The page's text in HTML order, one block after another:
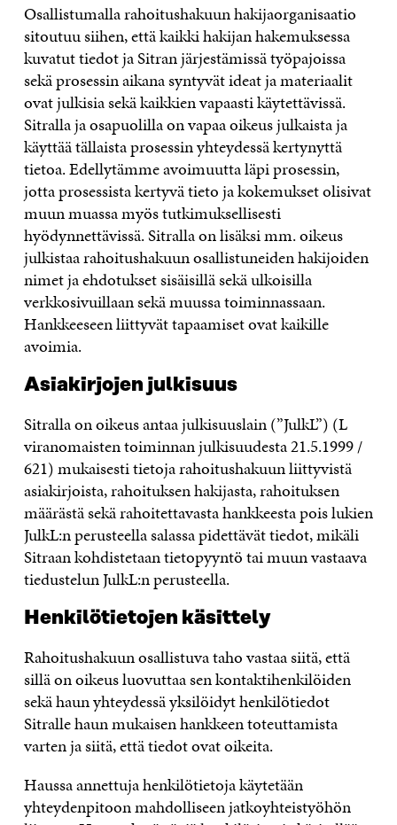
Osallistumalla rahoitushakuun hakijaorganisaatio
sitoutuu siihen, että kaikki hakijan hakemuksessa
kuvatut tiedot ja Sitran järjestämissä työpajoissa
sekä prosessin aikana syntyvät ideat ja materiaalit
ovat julkisia sekä kaikkien vapaasti käytettävissä.
Sitralla ja osapuolilla on vapaa oikeus julkaista ja
käyttää tällaista prosessin yhteydessä kertynyttä
tietoa. Edellytämme avoimuutta läpi prosessin,
jotta prosessista kertyvä tieto ja kokemukset olisivat
muun muassa myös tutkimuksellisesti
hyödynnettävissä. Sitralla on lisäksi mm. oikeus
julkistaa rahoitushakuun osallistuneiden hakijoiden
nimet ja ehdotukset sisäisillä sekä ulkoisilla
verkkosivuillaan sekä muussa toiminnassaan.
Hankkeeseen liittyvät tapaamiset ovat kaikille
avoimia.
Asiakirjojen julkisuus
Sitralla on oikeus antaa julkisuuslain (”JulkL”) (L
viranomaisten toiminnan julkisuudesta 21.5.1999 /
621) mukaisesti tietoja rahoitushakuun liittyvistä
asiakirjoista, rahoituksen hakijasta, rahoituksen
määrästä sekä rahoitettavasta hankkeesta pois lukien
JulkL:n perusteella salassa pidettävät tiedot, mikäli
Sitraan kohdistetaan tietopyyntö tai muun vastaava
tiedustelun JulkL:n perusteella.
Henkilötietojen käsittely
Rahoitushakuun osallistuva taho vastaa siitä, että
sillä on oikeus luovuttaa sen kontaktihenkilöiden
sekä haun yhteydessä yksilöidyt henkilötiedot
Sitralle haun mukaisen hankkeen toteuttamista
varten ja siitä, että tiedot ovat oikeita.
Haussa annettuja henkilötietoja käytetään
yhteydenpitoon mahdolliseen jatkoyhteistyöhön